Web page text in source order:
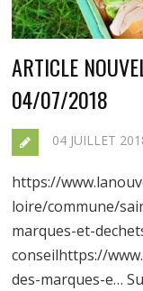
ARTICLE
04/07/2018
04 JUILLET
https://
loire/commune/
marques-et-
conseilhttps://
des-marques-e…